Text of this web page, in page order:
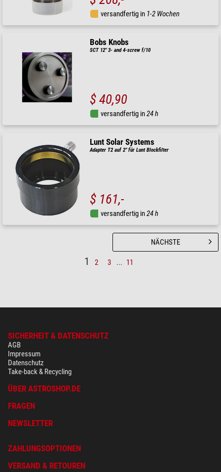
versandfertig in 1-2 Wochen
Bobs Knobs
SCT 12" 3- and 4-screw f/10
$ 40,90
versandfertig in24 h
Lunt Solar Systems
Adapter T2 auf 2" für Lunt Blockfilter
$ 161,-
versandfertig in24 h
1 2 3 ... 11
NÄCHSTE
SICHERHEIT & DATENSCHUTZ
AGB
Impressum
Datenschutz
Take-back & Recycling
ÜBER ASTROSHOP.DE
FRAGEN
NEWSLETTER
ZAHLUNGSOPTIONEN
VERSAND & RETOUREN